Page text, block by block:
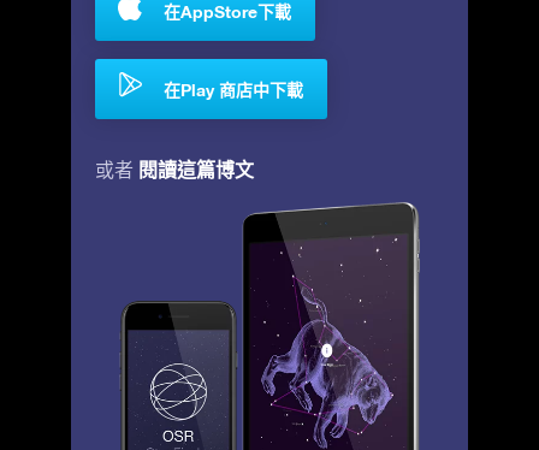
在AppStore下載
在Play 商店中下載
或者 閱讀這篇博文